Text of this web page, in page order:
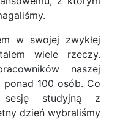
w swojej zwykłej
wiele rzeczy.
naszej
100 osób. Co
sesję studyjną z
dzień wybraliśmy